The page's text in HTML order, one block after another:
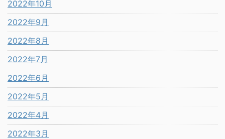
2022年10月
2022年9月
2022年8月
2022年7月
2022年6月
2022年5月
2022年4月
2022年3月